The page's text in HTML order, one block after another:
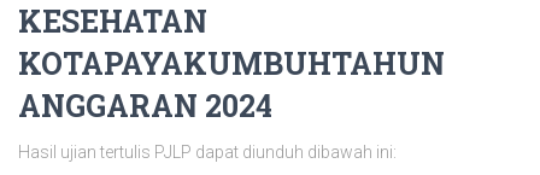
KESEHATAN
KOTAPAYAKUMBUHTAHUN
ANGGARAN 2024
Hasil ujian tertulis PJLP dapat diunduh dibawah ini: